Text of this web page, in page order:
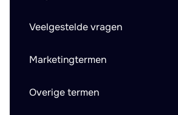
Veelgestelde vragen
Marketingtermen
Overige termen